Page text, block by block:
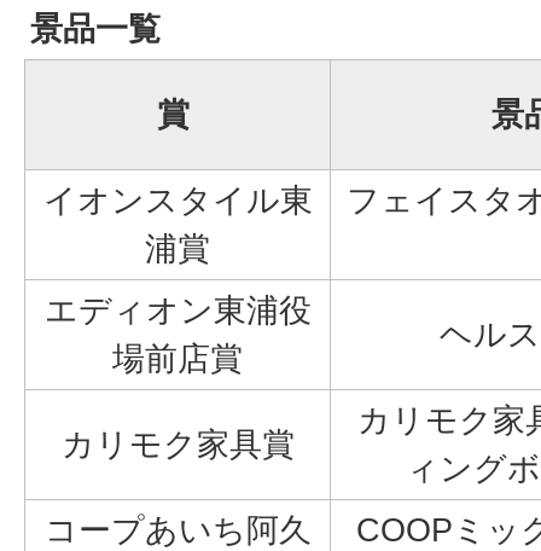
景品一覧
賞 景
イオンスタイル東
浦賞
フェイスタ
エディオン東浦役
場前店賞
ヘル
カリモク家具賞
カリモク家
ィング
コープあいち阿久
COOPミッ